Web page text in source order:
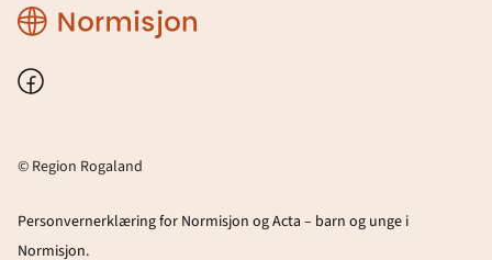
Region
Rogaland
Facebook
© Region Rogaland
Personvernerklæring for Normisjon og Acta – barn og unge i
Normisjon.